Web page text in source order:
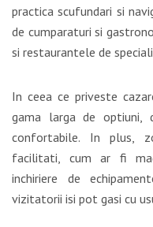
practica scufundari si
de cumparaturi si
si restaurantele de
In ceea ce priveste
gama larga de
confortabile. In plus,
facilitati, cum ar fi
inchiriere de
vizitatorii isi pot gasi cu